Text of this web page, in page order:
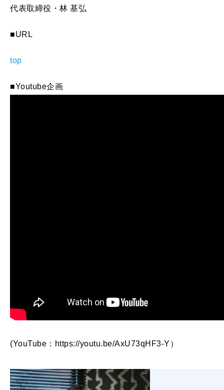
代表取締役・林 基弘
■URL
top
■Youtube企画
(YouTube：https://youtu.be/AxU73qHF3-Y）